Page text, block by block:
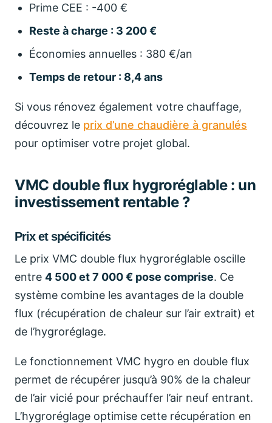
Prime CEE : -400 €
Reste à charge : 3 200 €
Économies annuelles : 380 €/an
Temps de retour : 8,4 ans
Si vous rénovez également votre chauffage,
découvrez le prix d’une chaudière à granulés
pour optimiser votre projet global.
VMC double flux hygroréglable : un
investissement rentable ?
Prix et spécificités
Le prix VMC double flux hygroréglable oscille
entre 4 500 et 7 000 € pose comprise. Ce
système combine les avantages de la double
flux (récupération de chaleur sur l’air extrait) et
de l’hygroréglage.
Le fonctionnement VMC hygro en double flux
permet de récupérer jusqu’à 90% de la chaleur
de l’air vicié pour préchauffer l’air neuf entrant.
L’hygroréglage optimise cette récupération en